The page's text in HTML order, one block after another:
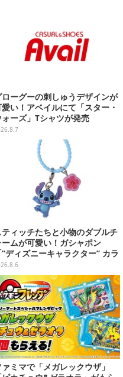
ローグーの刺しゅうデザインが
い！アベイルにて「スター・
ォーズ」Tシャツが発売
ティッチたちと小物のダブルチ
ームが可愛い！ガシャポン
“ディズニーキャラクター” カラ
ルマルチチャーム」が発売
ァミマで「メガレックウザ」